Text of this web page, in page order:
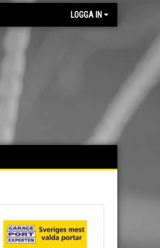
LOGGA IN